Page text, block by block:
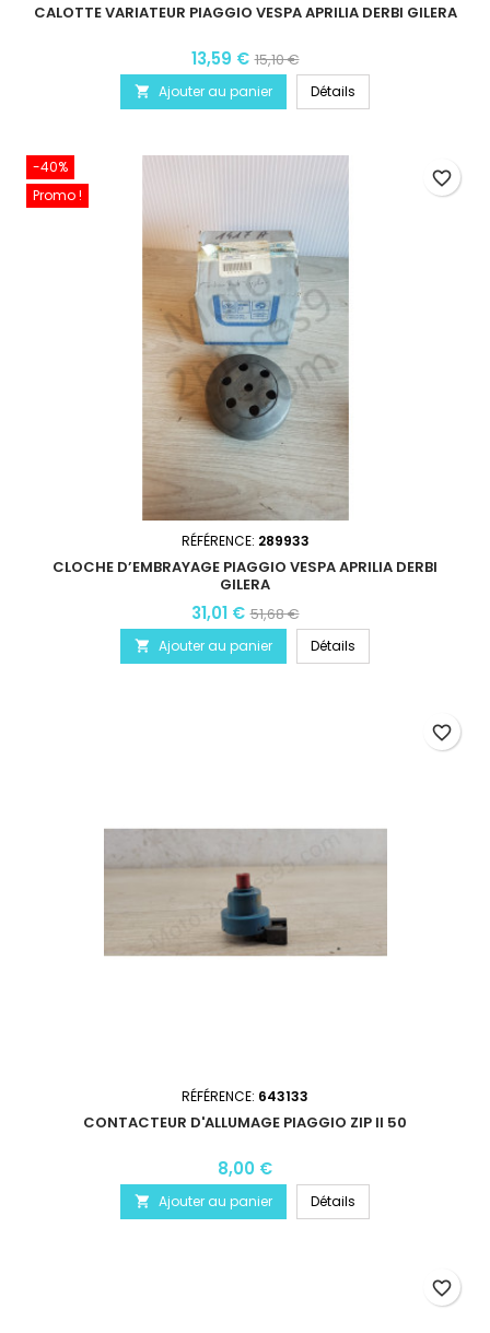
CALOTTE VARIATEUR PIAGGIO VESPA APRILIA DERBI GILERA
13,59 € 15,10 €
 Ajouter au panier Détails
-40%
Promo !
RÉFÉRENCE: 289933
CLOCHE D’EMBRAYAGE PIAGGIO VESPA APRILIA DERBI
GILERA
31,01 € 51,68 €
 Ajouter au panier Détails
favorite_border
RÉFÉRENCE: 643133
CONTACTEUR D'ALLUMAGE PIAGGIO ZIP II 50
8,00 €
 Ajouter au panier Détails
favorite_border
favorite_border